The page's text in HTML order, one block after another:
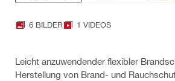
6 BILDER 1 VIDEOS
Leicht anzuwendender flexibler
Herstellung von Brand- und